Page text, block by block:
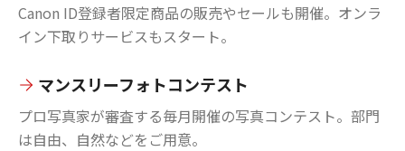
Canon ID登録者限定商品の販売やセールも開催。オンラ
イン下取りサービスもスタート。
マンスリーフォトコンテスト
プロ写真家が審査する毎月開催の写真コンテスト。部門
は自由、自然などをご用意。